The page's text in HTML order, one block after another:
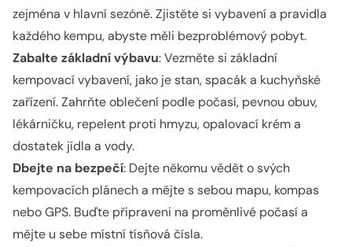
zejména v hlavní sezóně. Zjistěte si vybavení a pravidla
každého kempu, abyste měli bezproblémový pobyt.
Zabalte základní výbavu: Vezměte si základní
kempovací vybavení, jako je stan, spacák a kuchyňské
zařízení. Zahrňte oblečení podle počasí, pevnou obuv,
lékárničku, repelent proti hmyzu, opalovací krém a
dostatek jídla a vody.
Dbejte na bezpečí: Dejte někomu vědět o svých
kempovacích plánech a mějte s sebou mapu, kompas
nebo GPS. Buďte připraveni na proměnlivé počasí a
mějte u sebe místní tísňová čísla.